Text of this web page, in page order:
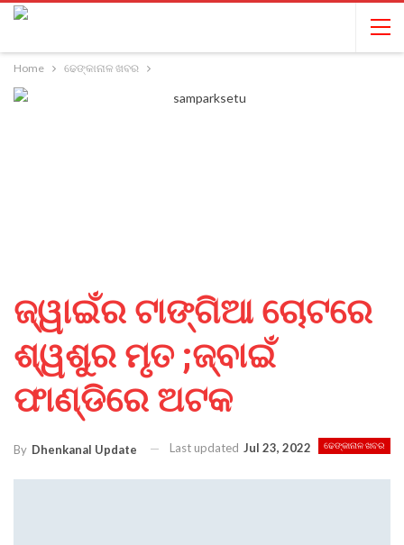
Home ଢେଙ୍କାନାଳ ଖବର
ଜ୍ୱାଇଁର ଟାଙ୍ଗିଆ ଚୋଟରେ
ଶ୍ୱଶୁର ମୃତ ;ଜ୍ବାଇଁ
ଫାଣ୍ଡିରେ ଅଟକ
ଢେଙ୍କାନାଳ ଖବର
By Dhenkanal Update Last updated Jul 23, 2022